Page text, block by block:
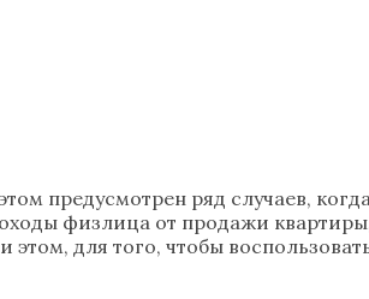
предусмотрен ряд случаев,
физлица от продажи
для того, чтобы